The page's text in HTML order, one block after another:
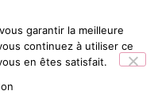
garantir la meilleure
continuez à utiliser ce
en êtes satisfait.